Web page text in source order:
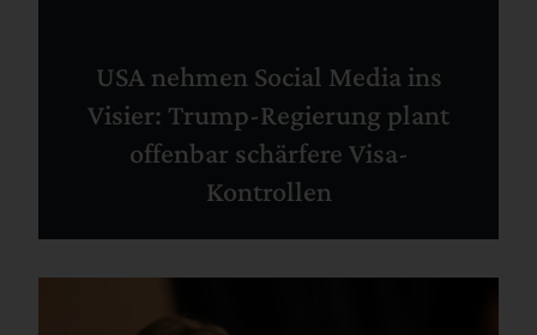
USA nehmen Social Media ins
Visier: Trump-Regierung plant
offenbar schärfere Visa-
Kontrollen